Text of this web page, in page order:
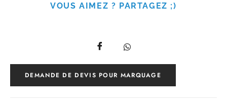
VOUS AIMEZ ? PARTAGEZ ;)
DEMANDE DE DEVIS POUR MARQUAGE